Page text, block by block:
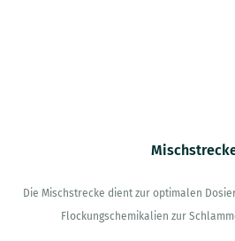
Die Mischstrecke dient zur optimalen
Flockungschemikalien zur